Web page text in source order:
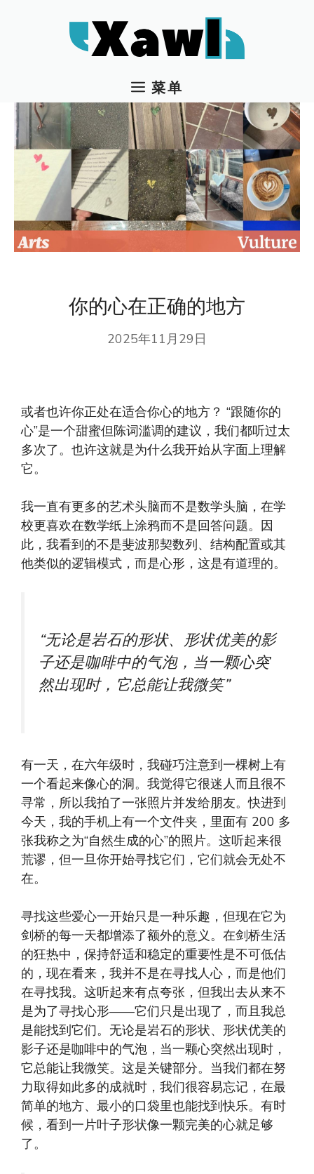
菜单
你的心在正确的地方
2025年11月29日
或者也许你正处在适合你心的地方？ “跟随你的
心”是一个甜蜜但陈词滥调的建议，我们都听过太
多次了。也许这就是为什么我开始从字面上理解
它。
我一直有更多的艺术头脑而不是数学头脑，在学
校更喜欢在数学纸上涂鸦而不是回答问题。因
此，我看到的不是斐波那契数列、结构配置或其
他类似的逻辑模式，而是心形，这是有道理的。
“无论是岩石的形状、形状优美的影
子还是咖啡中的气泡，当一颗心突
然出现时，它总能让我微笑”
有一天，在六年级时，我碰巧注意到一棵树上有
一个看起来像心的洞。我觉得它很迷人而且很不
寻常，所以我拍了一张照片并发给朋友。快进到
今天，我的手机上有一个文件夹，里面有 200 多
张我称之为“自然生成的心”的照片。这听起来很
荒谬，但一旦你开始寻找它们，它们就会无处不
在。
寻找这些爱心一开始只是一种乐趣，但现在它为
剑桥的每一天都增添了额外的意义。在剑桥生活
的狂热中，保持舒适和稳定的重要性是不可低估
的，现在看来，我并不是在寻找人心，而是他们
在寻找我。这听起来有点夸张，但我出去从来不
是为了寻找心形——它们只是出现了，而且我总
是能找到它们。无论是岩石的形状、形状优美的
影子还是咖啡中的气泡，当一颗心突然出现时，
它总能让我微笑。这是关键部分。当我们都在努
力取得如此多的成就时，我们很容易忘记，在最
简单的地方、最小的口袋里也能找到快乐。有时
候，看到一片叶子形状像一颗完美的心就足够
了。